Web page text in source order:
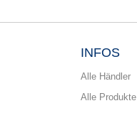
INFOS
Alle Händler
Alle Produkte